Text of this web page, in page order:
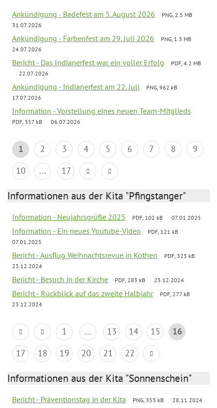
Ankündigung - Badefest am 5. August 2026
PNG, 2.5 MB
31.07.2026
Ankündigung - Farbenfest am 29. Juli 2026
PNG, 1.3 MB
24.07.2026
Bericht - Das Indianerfest war ein voller Erfolg
PDF, 4.2 MB
22.07.2026
Ankündigung - Indianerfest am 22. Juli
PNG, 962 kB
17.07.2026
Information - Vorstellung eines neuen Team-Mitglieds
PDF, 357 kB 06.07.2026
1 2 3 4 5 6 7 8
9
10
... 17
Informationen aus der Kita "Pfingstanger"
Information - Neujahrsgrüße 2025 PDF, 102 kB 07.01.2025
Information - Ein neues Youtube-Video
PDF, 121 kB
07.01.2025
Bericht - Ausflug Weihnachtsrevue in Köthen
PDF, 323 kB
23.12.2024
Bericht - Besuch in der Kirche PDF, 283 kB 23.12.2024
Bericht - Rückblick auf das zweite Halbjahr
PDF, 277 kB
23.12.2024
1 ... 13 14 15
16
17
18 19 20 21 22
Informationen aus der Kita "Sonnenschein"
Bericht - Präventionstag in der Kita PNG, 353 kB 28.11.2024